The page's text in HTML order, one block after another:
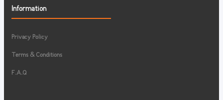
Information
Privacy Policy
Terms & Conditions
F.A.Q